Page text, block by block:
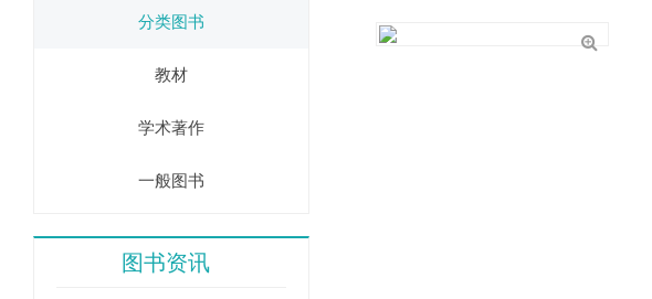
分类图书
教材
学术著作
一般图书
图书资讯